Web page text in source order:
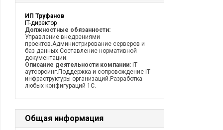
ИП Труфанов
IT-директор
Должностные обязанности:
Управление внедрениями
проектов.Администрирование серверов и
баз данных.Составление нормативной
документации.
Описание деятельности компании: IT
аутсорсинг.Поддержка и сопровождение IT
инфраструктуры организаций.Разработка
любых конфигураций 1С.
Общая информация